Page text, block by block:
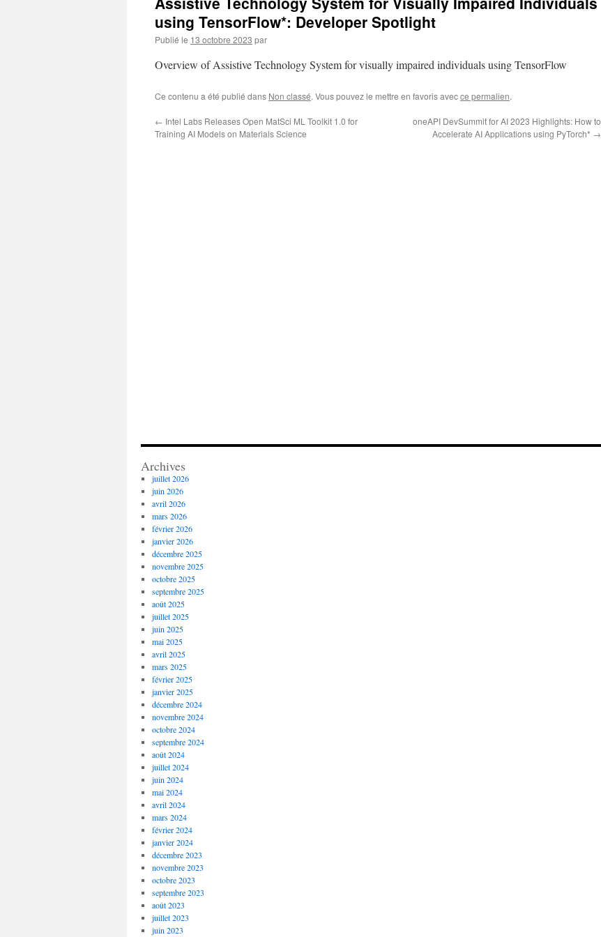
using TensorFlow*: Developer Spotlight
Publié le 13 octobre 2023 par
Overview of Assistive Technology System for visually impaired individuals using TensorFlow
Ce contenu a été publié dans Non classé. Vous pouvez le mettre en favoris avecce permalien.
← Intel Labs Releases Open MatSci ML Toolkit 1.0 for
Training AI Models on Materials Science
oneAPI DevSummit for AI 2023 Highlights: How to
Accelerate AI Applications using PyTorch* →
Archives
juillet 2026
juin 2026
avril 2026
mars 2026
février 2026
janvier 2026
décembre 2025
novembre 2025
octobre 2025
septembre 2025
août 2025
juillet 2025
juin 2025
mai 2025
avril 2025
mars 2025
février 2025
janvier 2025
décembre 2024
novembre 2024
octobre 2024
septembre 2024
août 2024
juillet 2024
juin 2024
mai 2024
avril 2024
mars 2024
février 2024
janvier 2024
décembre 2023
novembre 2023
octobre 2023
septembre 2023
août 2023
juillet 2023
juin 2023